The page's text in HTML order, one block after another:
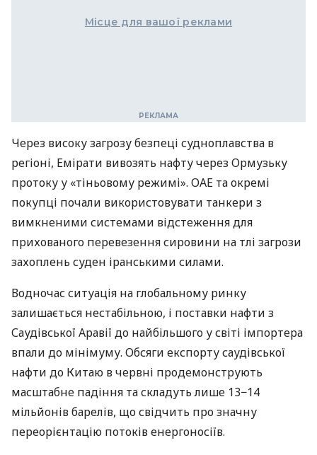
Місце для вашої реклами
Через високу загрозу безпеці судноплавства в
регіоні, Емірати вивозять нафту через Ормузьку
протоку у «тіньовому режимі». ОАЕ та окремі
покупці почали використовувати танкери з
вимкненими системами відстеження для
прихованого перевезення сировини на тлі загрози
захоплень суден іранськими силами.
Водночас ситуація на глобальному ринку
залишається нестабільною, і поставки нафти з
Саудівської Аравії до найбільшого у світі імпортера
впали до мінімуму. Обсяги експорту саудівської
нафти до Китаю в червні продемонструють
масштабне падіння та складуть лише 13−14
мільйонів барелів, що свідчить про значну
переорієнтацію потоків енергоносіїв.